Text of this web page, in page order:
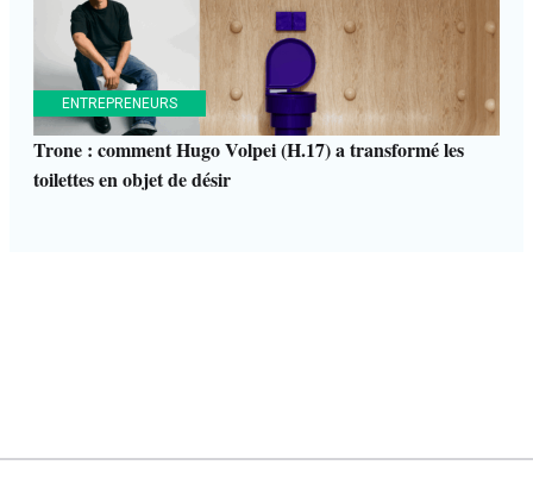
ENTREPRENEURS
Trone : comment Hugo Volpei (H.17) a transformé les
toilettes en objet de désir